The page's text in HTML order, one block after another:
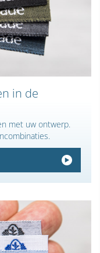
in de
met uw ontwerp.